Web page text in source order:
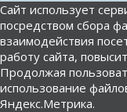
Сайт использует
посредством сбора
взаимодействия
работу сайта,
Продолжая
использование
Яндекс.Метрика.